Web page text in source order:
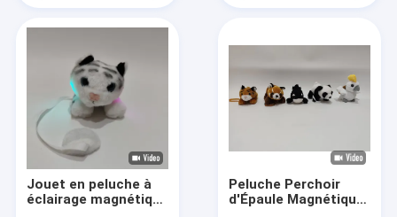
Produits
A propos de nous
Contrôle de la qualité
Jouet en peluche à
éclairage magnétique
Peluche Perchoir
d'Épaule Magnétique